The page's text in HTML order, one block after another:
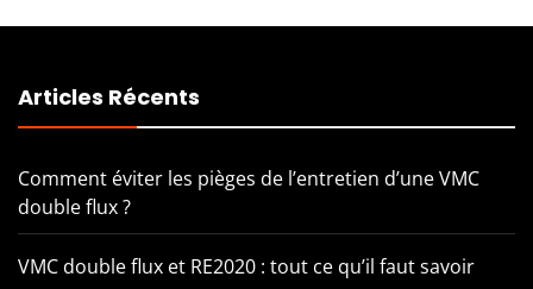
Articles Récents
Comment éviter les pièges de l’entretien d’une VMC
double flux ?
VMC double flux et RE2020 : tout ce qu’il faut savoir